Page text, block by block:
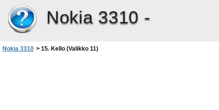
Nokia 3310 -
Nokia 3310 > 15. Kello (Valikko 11)